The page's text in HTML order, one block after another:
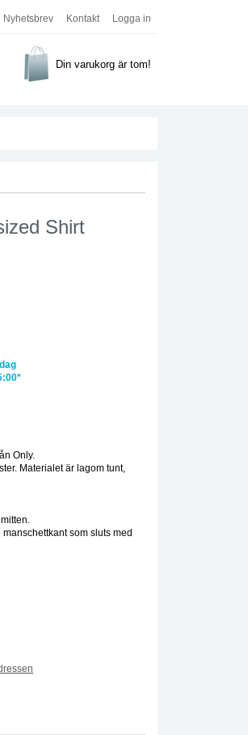
Nyhetsbrev Kontakt Logga in
Din varukorg är tom!
Shirt
Only.
Materialet är lagom tunt,
som sluts med